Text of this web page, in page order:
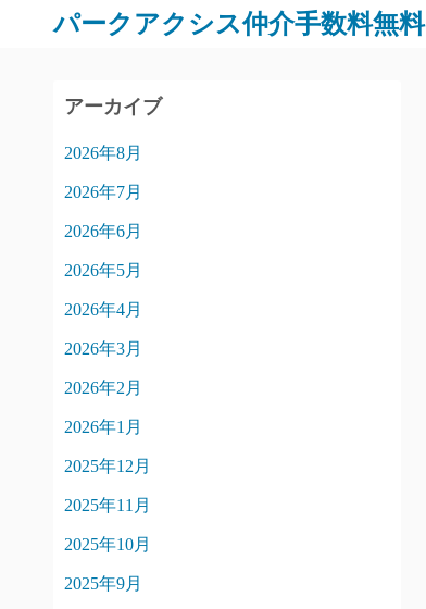
パークアクシス仲介手数料無料
アーカイブ
2026年8月
2026年7月
2026年6月
2026年5月
2026年4月
2026年3月
2026年2月
2026年1月
2025年12月
2025年11月
2025年10月
2025年9月